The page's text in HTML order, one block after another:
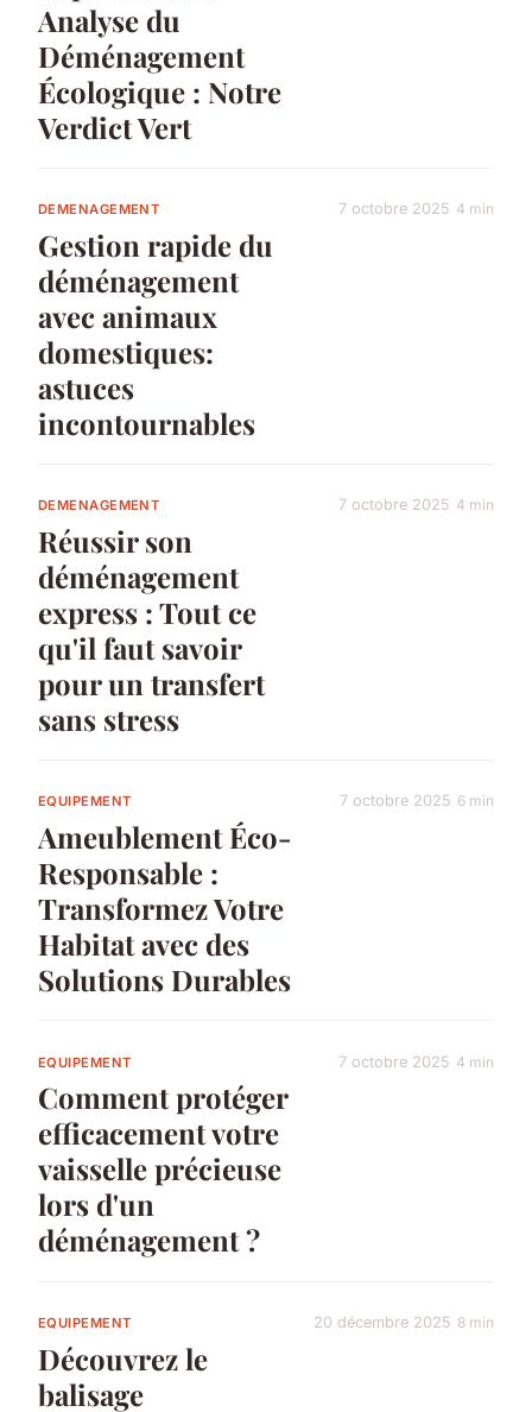
Analyse du
Déménagement
Écologique : Notre
Verdict Vert
DEMENAGEMENT
Gestion rapide du
déménagement
avec animaux
domestiques:
astuces
incontournables
7 octobre 2025 4 min
DEMENAGEMENT
Réussir son
déménagement
express : Tout ce
qu'il faut savoir
pour un transfert
sans stress
7 octobre 2025 4 min
EQUIPEMENT
Ameublement Éco-
Responsable :
Transformez Votre
Habitat avec des
Solutions Durables
7 octobre 2025 6 min
EQUIPEMENT
Comment protéger
efficacement votre
vaisselle précieuse
lors d'un
déménagement ?
7 octobre 2025 4 min
EQUIPEMENT
Découvrez le
balisage
20 décembre 2025 8 min